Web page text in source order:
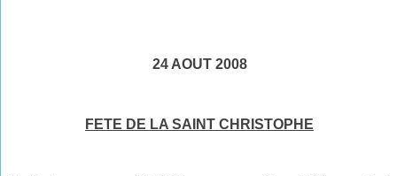
24 AOUT 2008
FETE DE LA SAINT CHRISTOPHE